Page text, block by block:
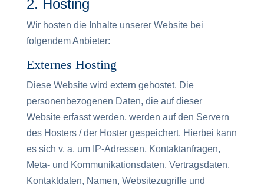
2. Hosting
Wir hosten die Inhalte unserer Website bei
folgendem Anbieter:
Externes Hosting
Diese Website wird extern gehostet. Die
personenbezogenen Daten, die auf dieser
Website erfasst werden, werden auf den Servern
des Hosters / der Hoster gespeichert. Hierbei kann
es sich v. a. um IP-Adressen, Kontaktanfragen,
Meta- und Kommunikationsdaten, Vertragsdaten,
Kontaktdaten, Namen, Websitezugriffe und